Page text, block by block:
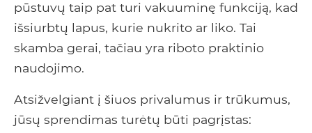
pūstuvų taip pat turi vakuuminę funkciją, kad
išsiurbtų lapus, kurie nukrito ar liko. Tai
skamba gerai, tačiau yra riboto praktinio
naudojimo.
Atsižvelgiant į šiuos privalumus ir trūkumus,
jūsų sprendimas turėtų būti pagrįstas: